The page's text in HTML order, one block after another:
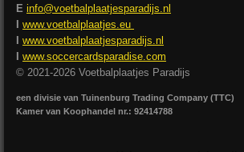
E info@voetbalplaatjesparadijs.nl
I www.voetbalplaatjes.eu
I www.voetbalplaatjesparadijs.nl
I www.soccercardsparadise.com
© 2021-2026 Voetbalplaatjes Paradijs
een divisie van Tuinenburg Trading Company (TTC)
Kamer van Koophandel nr.: 92414788